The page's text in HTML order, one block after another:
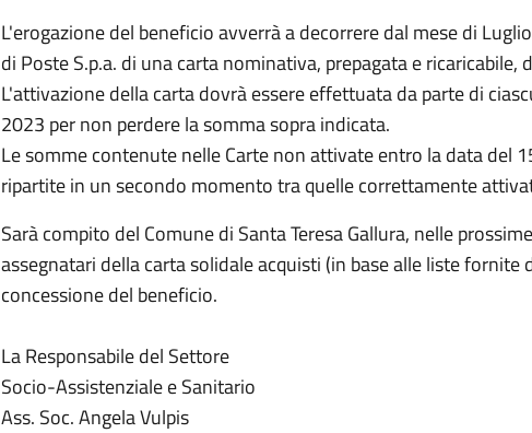
L'erogazione del beneficio avverrà a decorrere dal mese di
di Poste S.p.a. di una carta nominativa, prepagata e
L'attivazione della carta dovrà essere effettuata da parte di
2023 per non perdere la somma sopra indicata.
Le somme contenute nelle Carte non attivate entro la data del
ripartite in un secondo momento tra quelle correttamente
Sarà compito del Comune di Santa Teresa Gallura, nelle
assegnatari della carta solidale acquisti (in base alle liste fornite
concessione del beneficio.
La Responsabile del Settore
Socio-Assistenziale e Sanitario
Ass. Soc. Angela Vulpis